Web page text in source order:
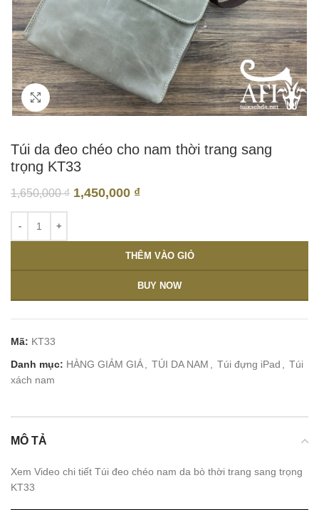
Click to enlarge
Túi da đeo chéo cho nam thời trang sang
trọng KT33
1,650,000₫ 1,450,000 ₫
THÊM VÀO GIỎ
BUY NOW
Mã: KT33
Danh mục: HÀNG GIẢM GIÁ TÚI DA NAM Túi đựng iPad
Túi
xách nam
MÔ TẢ
Xem Video chi tiết Túi đeo chéo nam da bò thời trang sang trọng
KT33